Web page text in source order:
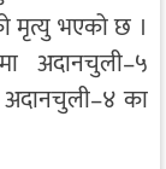
भएको छ ।
अदानचुली–५
अदानचुली–४ का